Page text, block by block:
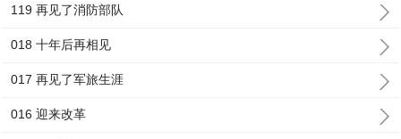
119 再见了消防部队
018 十年后再相见
017 再见了军旅生涯
016 迎来改革